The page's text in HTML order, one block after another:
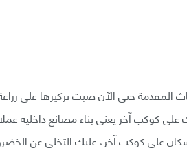
المقدمة حتى الآن صبت تركيزها على
كوكب آخر يعني بناء مصانع داخلية
على كوكب آخر، عليك التخلي عن